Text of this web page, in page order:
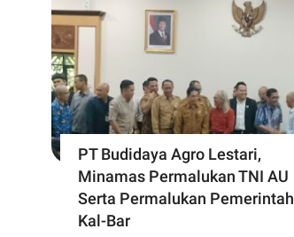
PT Budidaya Agro Lestari,
Minamas Permalukan TNI AU
Serta Permalukan Pemerintah
Kal-Bar